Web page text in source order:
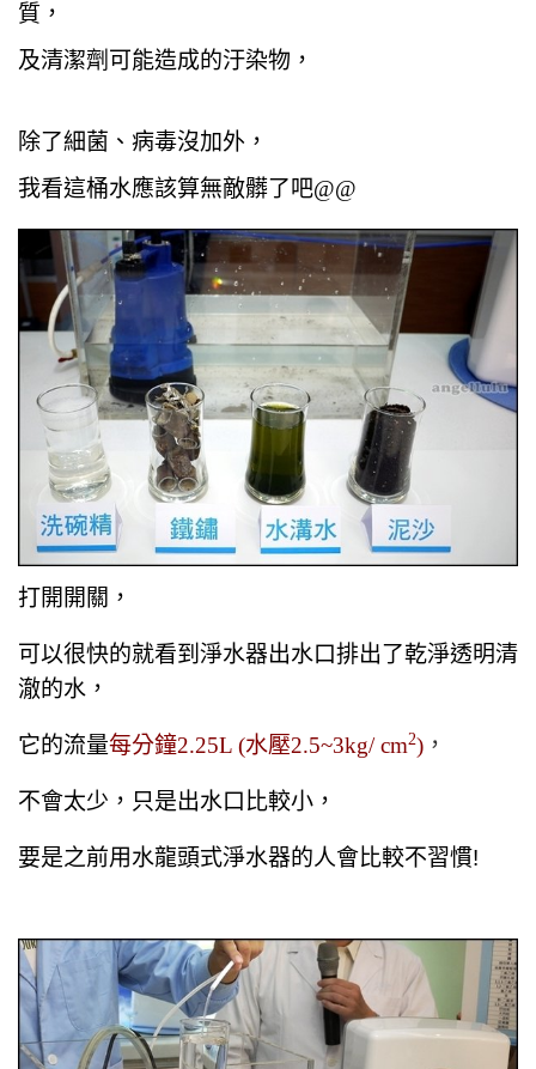
質，
及清潔劑可能造成的汙染物，
除了細菌、病毒沒加外，
我看這桶水應該算無敵髒了吧@@
打開開關，
可以很快的就看到淨水器出水口排出了乾淨透明清
澈的水，
它的流量每分鐘2.25L (水壓2.5~3kg/ cm2) ，
不會太少，只是出水口比較小，
要是之前用水龍頭式淨水器的人會比較不習慣!